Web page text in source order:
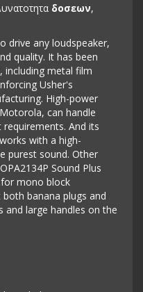
δοσεων,
drive any loudspeaker,
quality. It has been
including metal film
Usher's
High-power
can handle
And its
with a high-
purest sound. Other
Sound Plus
mono block
banana plugs and
and large handles on the